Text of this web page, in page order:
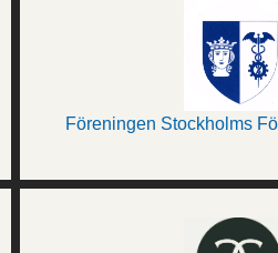
Föreningen Stockholms